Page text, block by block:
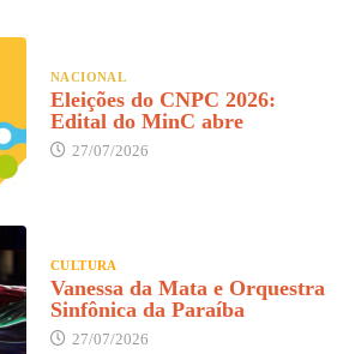
NACIONAL
Eleições do CNPC 2026:
Edital do MinC abre
27/07/2026
CULTURA
Vanessa da Mata e Orquestra
Sinfônica da Paraíba
27/07/2026